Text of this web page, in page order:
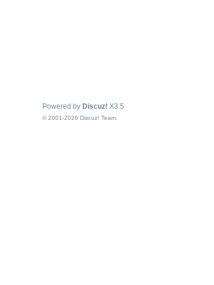
Powered by Discuz! X3.5
© 2001-2026 Discuz! Team